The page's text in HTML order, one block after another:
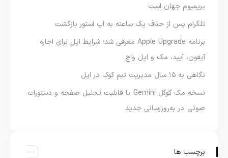
پریمیوم جهان است
تلگرام پس از حذف یک ساعته به اپ استور بازگشت
برنامه Apple Upgrade معرفی شد؛ شرایط اپل برای اجاره
آیفون، آیپد، مک و اپل واچ
نگاهی به ۱۵ سال مدیریت تیم کوک در اپل
نسخه مک گوگل Gemini با قابلیت تحلیل صفحه و دستورات
صوتی در به‌روزرسانی جدید
برچسب ها